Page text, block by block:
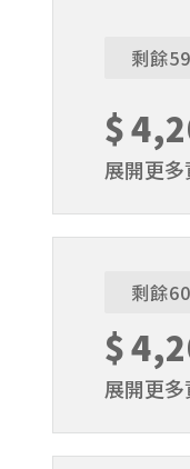
剩餘
$
展開更
贈送棒球
剩餘
$
展開更
贈送棒球